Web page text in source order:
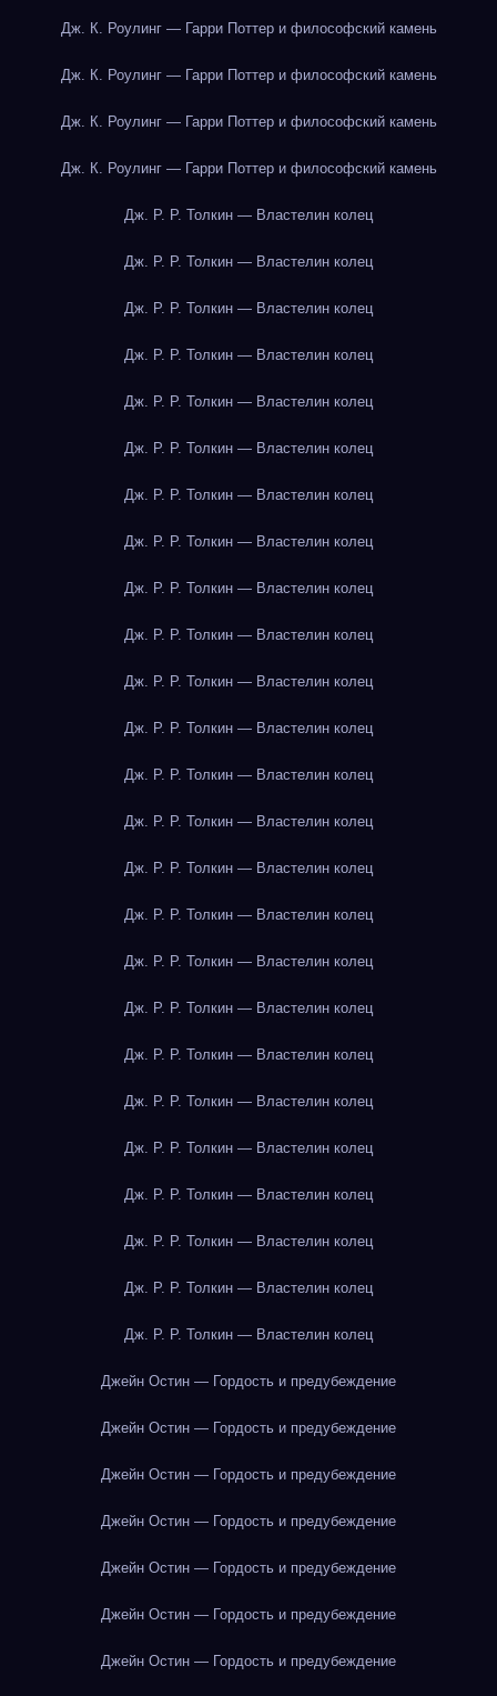
Дж. К. Роулинг — Гарри Поттер и философский камень
Дж. К. Роулинг — Гарри Поттер и философский камень
Дж. К. Роулинг — Гарри Поттер и философский камень
Дж. К. Роулинг — Гарри Поттер и философский камень
Дж. Р. Р. Толкин — Властелин колец
Дж. Р. Р. Толкин — Властелин колец
Дж. Р. Р. Толкин — Властелин колец
Дж. Р. Р. Толкин — Властелин колец
Дж. Р. Р. Толкин — Властелин колец
Дж. Р. Р. Толкин — Властелин колец
Дж. Р. Р. Толкин — Властелин колец
Дж. Р. Р. Толкин — Властелин колец
Дж. Р. Р. Толкин — Властелин колец
Дж. Р. Р. Толкин — Властелин колец
Дж. Р. Р. Толкин — Властелин колец
Дж. Р. Р. Толкин — Властелин колец
Дж. Р. Р. Толкин — Властелин колец
Дж. Р. Р. Толкин — Властелин колец
Дж. Р. Р. Толкин — Властелин колец
Дж. Р. Р. Толкин — Властелин колец
Дж. Р. Р. Толкин — Властелин колец
Дж. Р. Р. Толкин — Властелин колец
Дж. Р. Р. Толкин — Властелин колец
Дж. Р. Р. Толкин — Властелин колец
Дж. Р. Р. Толкин — Властелин колец
Дж. Р. Р. Толкин — Властелин колец
Дж. Р. Р. Толкин — Властелин колец
Дж. Р. Р. Толкин — Властелин колец
Дж. Р. Р. Толкин — Властелин колец
Джейн Остин — Гордость и предубеждение
Джейн Остин — Гордость и предубеждение
Джейн Остин — Гордость и предубеждение
Джейн Остин — Гордость и предубеждение
Джейн Остин — Гордость и предубеждение
Джейн Остин — Гордость и предубеждение
Джейн Остин — Гордость и предубеждение